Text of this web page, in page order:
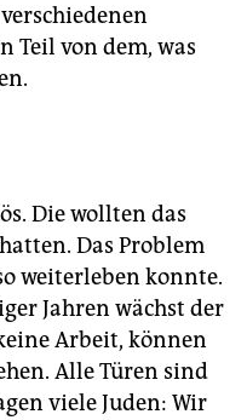
Teil von dem, was
Die wollten das
Das Problem
weiterleben konnte.
Jahren wächst der
Arbeit, können
Alle Türen sind
viele Juden: Wir